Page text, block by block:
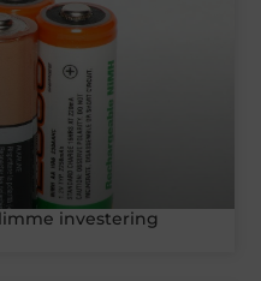
investering